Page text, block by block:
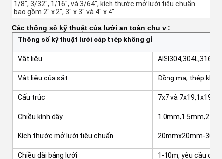
1/8", 3/32", 1/16", và 3/64", kích thước mở lưới tiêu chuẩn
bao gồm 2" x 2", 3" x 3" và 4" x 4".
Các thông số kỹ thuật của lưới an toàn chu vi:
Thông số kỹ thuật lưới cáp thép không gỉ
Vật liệu AISI304,304L,316,
Vật liệu của sắt Đồng mạ, thép
Cấu trúc 7x7 và 7x19,1x19
Chiều kính dây
Kích thước mở lưới tiêu chuẩn 20mmx20mm-
Chiều dài bảng lưới 1-10m, yêu cầu của